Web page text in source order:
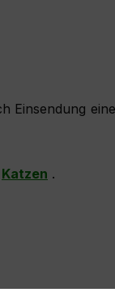
Einsendung
Katzen .